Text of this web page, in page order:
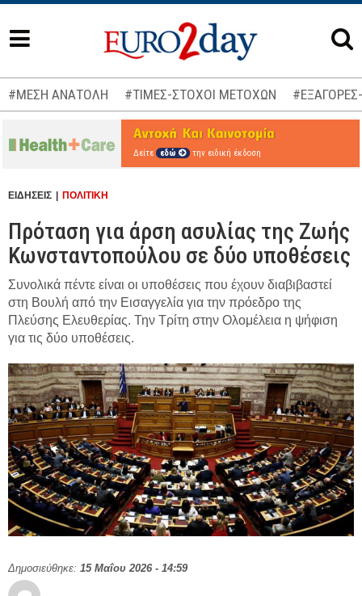
#ΜΕΣΗ ΑΝΑΤΟΛΗ #ΤΙΜΕΣ-ΣΤΟΧΟΙ ΜΕΤΟΧΩΝ
Δείτε εδώ την ειδική έκδοση
ΕΙΔΗΣΕΙΣ ΠΟΛΙΤΙΚΗ
Πρόταση για άρση ασυλίας της Ζωής
Κωνσταντοπούλου σε δύο υποθέσεις
Συνολικά πέντε είναι οι υποθέσεις που έχουν διαβιβαστεί
στη Βουλή από την Εισαγγελία για την πρόεδρο της
Πλεύσης Ελευθερίας. Την Τρίτη στην Ολομέλεια η ψήφιση
για τις δύο υποθέσεις.
Δημοσιεύθηκε: 15 Μαΐου 2026 - 14:59